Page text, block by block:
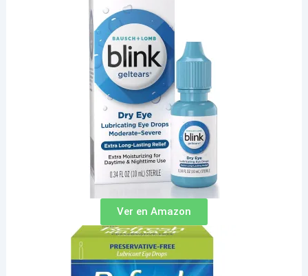
Ver en Amazon